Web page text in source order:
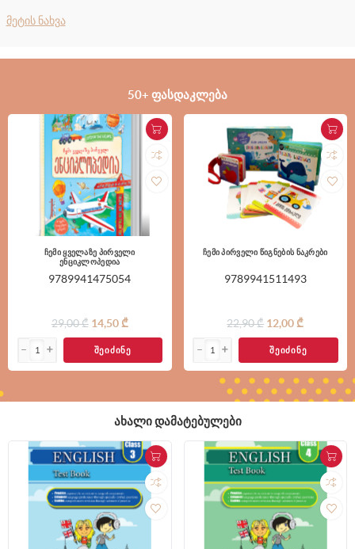
მეტის ნახვა
50+ ᲤᲐᲡᲓᲐᲙᲚᲔᲑᲐ
ჩემი ყველაზე პირველი
ენციკლოპედია
9789941475054
29,00 ₾ 14,50 ₾
ᲨᲔᲘᲫᲘᲜᲔ
ჩემი პირველი წიგნების ნაკრები
9789941511493
22,90 ₾ 12,00 ₾
ᲨᲔᲘᲫᲘᲜᲔ
ᲐᲮᲐᲚᲘ ᲓᲐᲛᲐᲢᲔᲑᲣᲚᲔᲑᲘ